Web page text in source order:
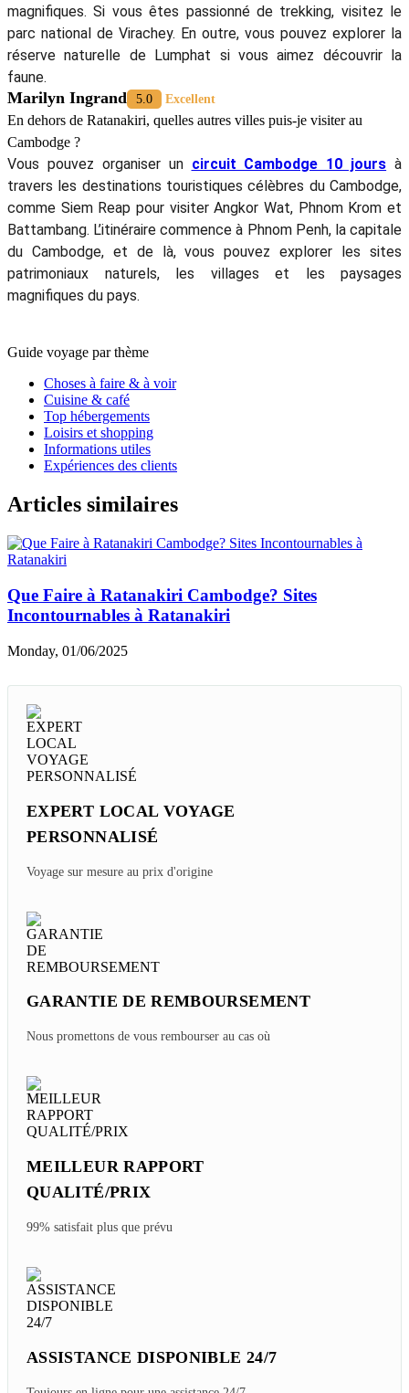
magnifiques. Si vous êtes passionné de trekking, visitez le
parc national de Virachey. En outre, vous pouvez explorer la
réserve naturelle de Lumphat si vous aimez découvrir la
faune.
Marilyn Ingrand 5.0 Excellent
En dehors de Ratanakiri, quelles autres villes puis-je visiter au
Cambodge ?
Vous pouvez organiser un circuit Cambodge 10 jours à
travers les destinations touristiques célèbres du Cambodge,
comme Siem Reap pour visiter Angkor Wat, Phnom Krom et
Battambang. L’itinéraire commence à Phnom Penh, la capitale
du Cambodge, et de là, vous pouvez explorer les sites
patrimoniaux naturels, les villages et les paysages
magnifiques du pays.
Guide voyage par thème
Choses à faire & à voir
Cuisine & café
Top hébergements
Loisirs et shopping
Informations utiles
Expériences des clients
Articles similaires
Que Faire à Ratanakiri Cambodge? Sites
Incontournables à Ratanakiri
Monday, 01/06/2025
EXPERT LOCAL VOYAGE
PERSONNALISÉ
Voyage sur mesure au prix d'origine
GARANTIE DE REMBOURSEMENT
Nous promettons de vous rembourser au cas où
MEILLEUR RAPPORT
QUALITÉ/PRIX
99% satisfait plus que prévu
ASSISTANCE DISPONIBLE 24/7